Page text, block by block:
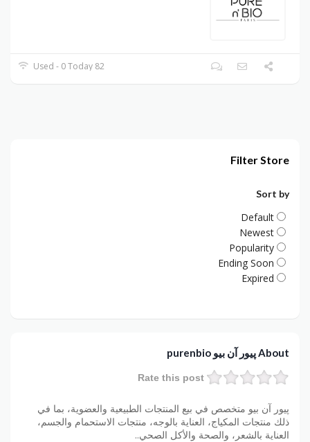
82 Used - 0 Today
Filter Store
Sort by
Default
Newest
Popularity
Ending Soon
Expired
About پيور آن بيو purenbio
Rate this post
پيور آن بيو متخصص في بيع المنتجات الطبيعية والعضوية، بما في
ذلك منتجات المكياج، العناية بالوجه، منتجات الاستحمام والجسم،
العناية بالشعر، والصحة والأكل الصحي..